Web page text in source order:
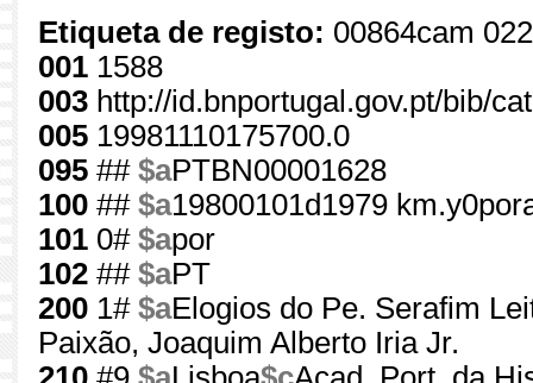
Etiqueta de registo: 00864cam
001 1588
003 http://id.bnportugal.gov.pt/bib/
005 19981110175700.0
095 ## $aPTBN00001628
100 ## $a19800101d1979
101 0# $apor
102 ## $aPT
200 1# $aElogios do Pe. Serafim
Paixão, Joaquim Alberto Iria Jr.